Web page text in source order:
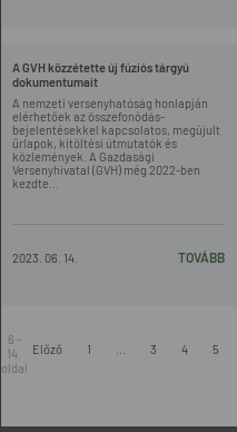
A GVH közzétette új fúziós tárgyú
dokumentumait
A nemzeti versenyhatóság honlapján
elérhetőek az összefonódás-
bejelentésekkel kapcsolatos, megújult
űrlapok, kitöltési útmutatók és
közlemények. A Gazdasági
Versenyhivatal (GVH) még 2022-ben
kezdte...
2023. 06. 14. TOVÁBB
6 -
14.
oldal
Előző 1 3 4 5